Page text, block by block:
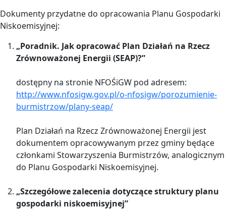
Dokumenty przydatne do opracowania Planu Gospodarki
Niskoemisyjnej:
„Poradnik. Jak opracować Plan Działań na Rzecz
Zrównoważonej Energii (SEAP)?”
dostępny na stronie NFOŚiGW pod adresem:
http://www.nfosigw.gov.pl/o-nfosigw/porozumienie-
burmistrzow/plany-seap/
Plan Działań na Rzecz Zrównoważonej Energii jest
dokumentem opracowywanym przez gminy będące
członkami Stowarzyszenia Burmistrzów, analogicznym
do Planu Gospodarki Niskoemisyjnej.
„Szczegółowe zalecenia dotyczące struktury planu
gospodarki niskoemisyjnej”